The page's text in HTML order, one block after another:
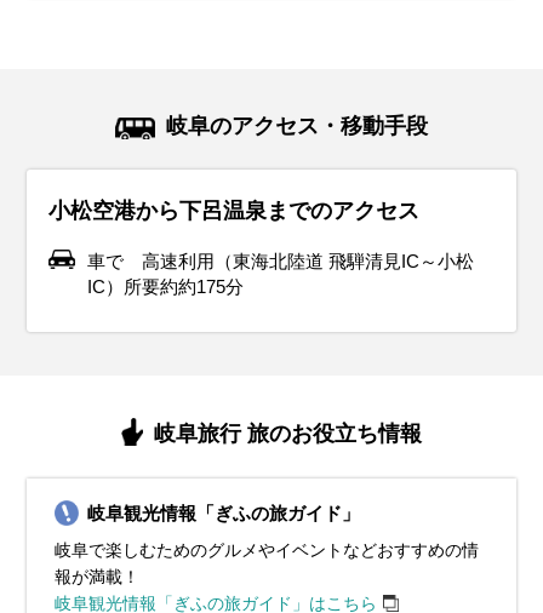
岐阜のアクセス・移動手段
小松空港から下呂温泉までのアクセス
車で 高速利用（東海北陸道 飛騨清見IC～小松
IC）所要約約175分
岐阜旅行 旅のお役立ち情報
岐阜観光情報「ぎふの旅ガイド」
岐阜で楽しむためのグルメやイベントなどおすすめの情
報が満載！
岐阜観光情報「ぎふの旅ガイド」はこちら